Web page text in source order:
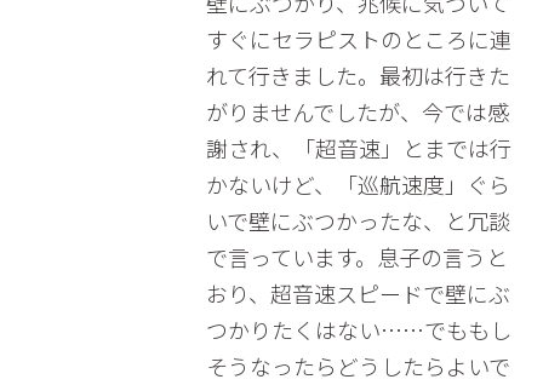
すぐにセラピストのところに連
れて行きました。最初は行きた
がりませんでしたが、今では感
謝され、「超音速」とまでは行
かないけど、「巡航速度」ぐら
いで壁にぶつかったな、と冗談
で言っています。息子の言うと
おり、超音速スピードで壁にぶ
つかりたくはない……でももし
そうなったらどうしたらよいで